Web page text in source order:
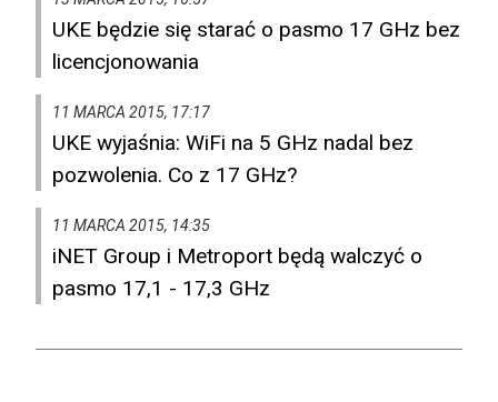
UKE będzie się starać o pasmo 17 GHz bez
licencjonowania
11 MARCA 2015, 17:17
UKE wyjaśnia: WiFi na 5 GHz nadal bez
pozwolenia. Co z 17 GHz?
11 MARCA 2015, 14:35
iNET Group i Metroport będą walczyć o
pasmo 17,1 - 17,3 GHz